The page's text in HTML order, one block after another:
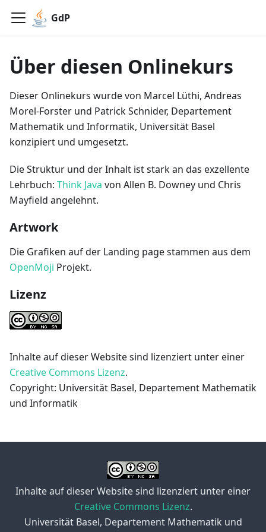
GdP
Über diesen Onlinekurs
Dieser Onlinekurs wurde von Marcel Lüthi, Andreas
Morel-Forster und Patrick Schnider, Departement
Mathematik und Informatik, Universität Basel
konzipiert und umgesetzt.
Die Struktur und der Inhalt ist stark an das exzellente
Lehrbuch: Think Java von Allen B. Downey und Chris
Mayfield angelehnt.
Artwork
Die Grafiken auf der Landing page stammen aus dem
OpenMoji Projekt.
Lizenz
Inhalte auf dieser Website sind lizenziert unter einer
Creative Commons Lizenz.
Copyright: Universität Basel, Departement Mathematik
und Informatik
Inhalte auf dieser Website sind lizenziert unter einer
Creative Commons Lizenz.
Universität Basel, Departement Mathematik und